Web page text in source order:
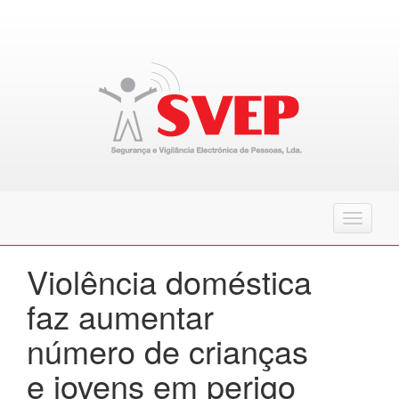
T
o
Violência doméstica
faz aumentar
número de crianças
e jovens em perigo